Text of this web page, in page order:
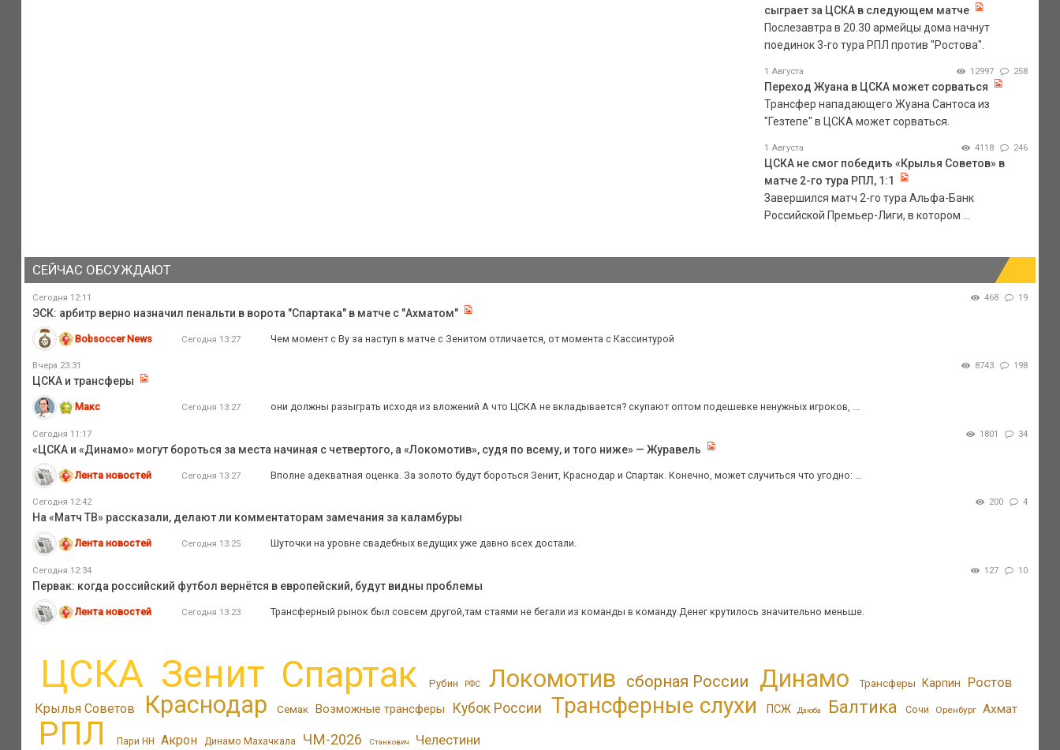
сыграет за ЦСКА в следующем матче
Послезавтра в 20.30 армейцы дома начнут
поединок 3-го тура РПЛ против "Ростова".
1 Августа 12997 258
Переход Жуана в ЦСКА может сорваться
Трансфер нападающего Жуана Сантоса из
"Гезтепе" в ЦСКА может сорваться.
1 Августа 4118 246
ЦСКА не смог победить «Крылья Советов» в
матче 2-го тура РПЛ, 1:1
Завершился матч 2-го тура Альфа-Банк
Российской Премьер-Лиги, в котором ...
СЕЙЧАС ОБСУЖДАЮТ
Сегодня 12:11 468 19
ЭСК: арбитр верно назначил пенальти в ворота "Спартака" в матче с "Ахматом"
Bobsoccer News Сегодня 13:27 Чем момент с Ву за наступ в матче с Зенитом отличается, от момента с Кассинтурой
Вчера 23:31 8743 198
ЦСКА и трансферы
Макс Сегодня 13:27 они должны разыграть исходя из вложений А что ЦСКА не вкладывается? скупают оптом подешевке ненужных игроков, ...
Сегодня 11:17 1801 34
«ЦСКА и «Динамо» могут бороться за места начиная с четвертого, а «Локомотив», судя по всему, и того ниже» — Журавель
Лента новостей Сегодня 13:27 Вполне адекватная оценка. За золото будут бороться Зенит, Краснодар и Спартак. Конечно, может случиться что угодно: ...
Сегодня 12:42 200 4
На «Матч ТВ» рассказали, делают ли комментаторам замечания за каламбуры
Лента новостей Сегодня 13:25 Шуточки на уровне свадебных ведущих уже давно всех достали.
Сегодня 12:34 127 10
Первак: когда российский футбол вернётся в европейский, будут видны проблемы
Лента новостей Сегодня 13:23 Трансферный рынок был совсем другой,там стаями не бегали из команды в команду.Денег крутилось значительно меньше.
ЦСКА Зенит Спартак Рубин РФС Локомотив сборная России Динамо Трансферы Карпин Ростов
Крылья Советов Краснодар Семак Возможные трансферы Кубок России Трансферные слухи ПСЖ Дзюба Балтика Сочи Оренбург Ахмат
РПЛ Пари НН Акрон Динамо Махачкала ЧМ-2026 Станкович Челестини